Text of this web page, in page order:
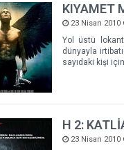
KIYAMET
23 Nisan 2010
Yol üstü
dünyayla
sayıdaki kişi
H 2:
23 Nisan 2010